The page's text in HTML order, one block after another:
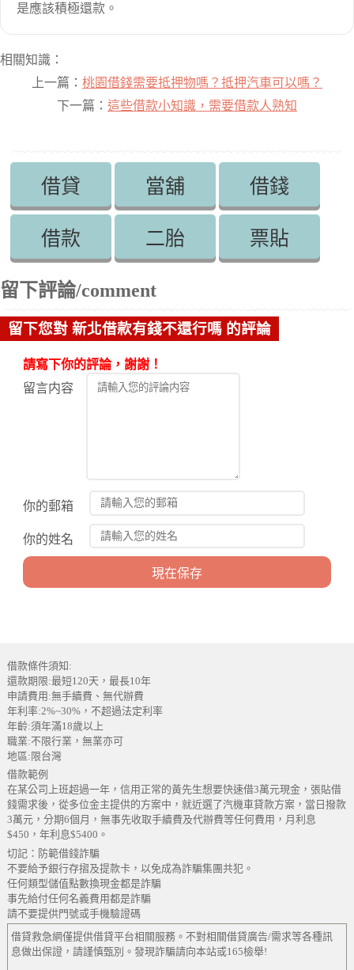
是應該積極還款。
相關知識：
上一篇： 桃園借錢需要抵押物嗎？抵押汽車可以嗎？
下一篇： 這些借款小知識，需要借款人熟知
借貸 當舖 借錢
借款 二胎 票貼
留下評論/comment
留下您對 新北借款有錢不還行嗎 的評論
請寫下你的評論，謝謝！
留言内容
你的郵箱
你的姓名
借款條件須知:
還款期限:最短120天，最長10年
申請費用:無手續費、無代辦費
年利率:2%~30%，不超過法定利率
年齡:須年滿18歲以上
職業:不限行業，無業亦可
地區:限台灣
借款範例
在某公司上班超過一年，信用正常的黃先生想要快速借3萬元現金，張貼借
錢需求後，從多位金主提供的方案中，就近選了汽機車貸款方案，當日撥款
3萬元，分期6個月，無事先收取手續費及代辦費等任何費用，月利息
$450，年利息$5400。
切記：防範借錢詐騙
不要給予銀行存摺及提款卡，以免成為詐騙集團共犯。
任何類型儲值點數換現金都是詐騙
事先給付任何名義費用都是詐騙
請不要提供門號或手機驗證碼
借貸救急網僅提供借貸平台相關服務。不對相關借貸廣告/需求等各種訊
息做出保證，請謹慎甄別。發現詐騙請向本站或165檢舉!